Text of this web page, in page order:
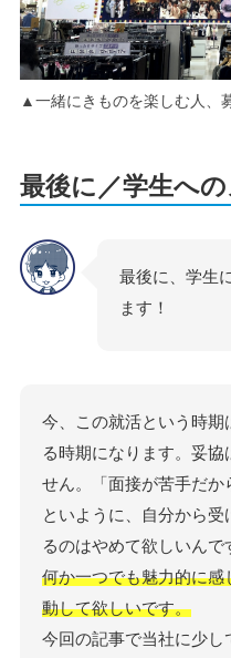
▲一緒にきものを楽しむ人、
最後に／学生へ
最後に、学生
ます！
今、この就活という時期
る時期になります。妥協
せん。「面接が苦手だか
といように、自分から
るのはやめて欲しいんで
何か一つでも魅力的に感
動して欲しいです。
今回の記事で当社に少し